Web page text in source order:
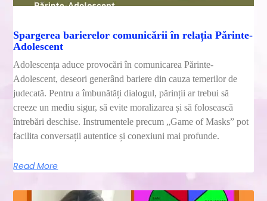
Spargerea barierelor comunicării în relația Părinte-
Adolescent
Adolescența aduce provocări în comunicarea Părinte-
Adolescent, deseori generând bariere din cauza temerilor de
judecată. Pentru a îmbunătăți dialogul, părinții ar trebui să
creeze un mediu sigur, să evite moralizarea și să folosească
întrebări deschise. Instrumentele precum „Game of Masks” pot
facilita conversații autentice și conexiuni mai profunde.
Read More